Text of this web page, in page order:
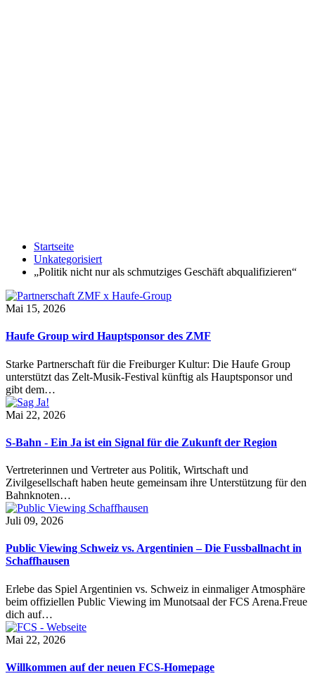
Startseite
Unkategorisiert
„Politik nicht nur als schmutziges Geschäft abqualifizieren“
Mai 15, 2026
Haufe Group wird Hauptsponsor des ZMF
Starke Partnerschaft für die Freiburger Kultur: Die Haufe Group
unterstützt das Zelt-Musik-Festival künftig als Hauptsponsor und
gibt dem…
Mai 22, 2026
S-Bahn - Ein Ja ist ein Signal für die Zukunft der Region
Vertreterinnen und Vertreter aus Politik, Wirtschaft und
Zivilgesellschaft haben heute gemeinsam ihre Unterstützung für den
Bahnknoten…
Juli 09, 2026
Public Viewing Schweiz vs. Argentinien – Die Fussballnacht in
Schaffhausen
Erlebe das Spiel Argentinien vs. Schweiz in einmaliger Atmosphäre
beim offiziellen Public Viewing im Munotsaal der FCS Arena.Freue
dich auf…
Mai 22, 2026
Willkommen auf der neuen FCS-Homepage